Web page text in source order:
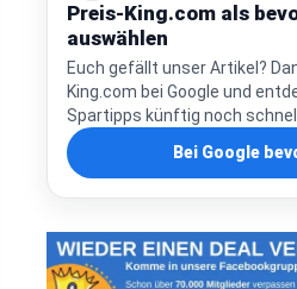
Preis-King.com als
auswählen
Euch gefällt unser Artikel?
King.com bei Google und
Spartipps künftig noch
Bei Google